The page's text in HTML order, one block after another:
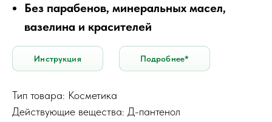
Без парабенов, минеральных масел,
вазелина и красителей
Инструкция Подробнее*
Тип товара: Косметика
Действующие вещества: Д-пантенол